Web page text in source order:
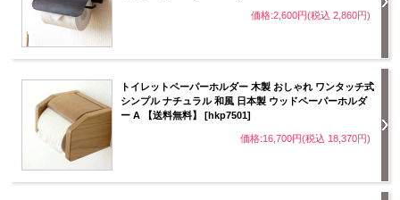
価格:2,600円(税込 2,860円)
トイレットペーパーホルダー 木製 おしゃれ ワンタッチ式
シンプル ナチュラル 和風 日本製 ウッドペーパーホルダ
ー A 【送料無料】 [hkp7501]
価格:16,700円(税込 18,370円)